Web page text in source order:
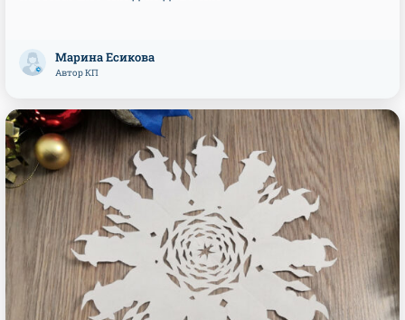
Марина Есикова
Автор КП